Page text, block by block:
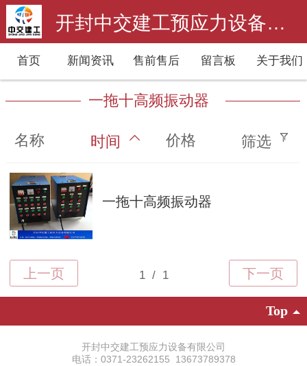
开封中交建工预应力设备有限公司
首页 新闻资讯 售前售后 留言板 关于我们
一拖十高频振动器
名称 时间 价格 筛选
一拖十高频振动器
Top
开封中交建工预应力设备有限公司
电话：0371-23262155 13673789378